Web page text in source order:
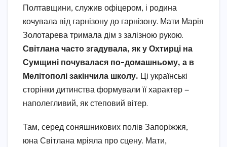
Полтавщини, служив офіцером, і родина
кочувала від гарнізону до гарнізону. Мати Марія
Золотарева тримала дім з залізною рукою.
Світлана часто згадувала, як у Охтирці на
Сумщині почувалася по-домашньому, а в
Мелітополі закінчила школу. Ці українські
сторінки дитинства формували її характер —
наполегливий, як степовий вітер.
Там, серед соняшникових полів Запоріжжя,
юна Світлана мріяла про сцену. Мати,